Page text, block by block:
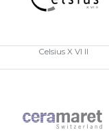
Celsius X VI II